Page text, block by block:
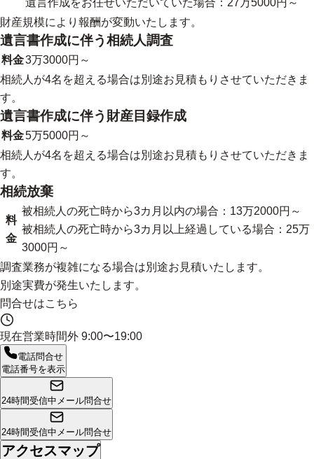
遺言作成をお任せいただいていた場合：27万5000円～
財産規模により報酬が変動いたします。
遺言書作成に伴う相続人調査
料金3万3000円～
相続人が4名を超える場合は別途お見積もりさせていただきま
す。
遺言書作成に伴う財産目録作成
料金5万5000円～
相続人が4名を超える場合は別途お見積もりさせていただきま
す。
相続放棄
料
金
被相続人の死亡時から3カ月以内の場合：13万2000円～
被相続人の死亡時から3カ月以上経過している場合：25万
3000円～
調査業務が複雑になる場合は別途お見積いたします。
別途実費が発生いたします。
問合せはこちら
現在営業時間外 9:00〜19:00
電話問合せ
電話番号を表示
24時間受信中 メール問合せ
24時間受信中 メール問合せ
アクセスマップ